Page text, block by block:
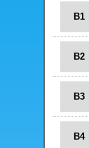
B1
B2
B3
B4